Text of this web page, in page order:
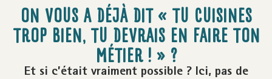
ON VOUS A DÉJÀ DIT « TU CUISINES
TROP BIEN, TU DEVRAIS EN FAIRE TON
MÉTIER ! » ?
Et si c’était vraiment possible ? Ici, pas de